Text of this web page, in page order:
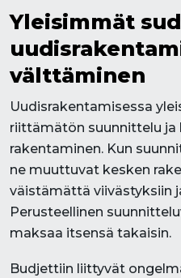
Yleisimmät
välttäminen
Uudisrakentamisessa
riittämätön suunnittelu ja
rakentaminen. Kun
ne muuttuvat kesken
väistämättä viivästyksiin
Perusteellinen
maksaa itsensä takaisin.
Budjettiin liittyvät